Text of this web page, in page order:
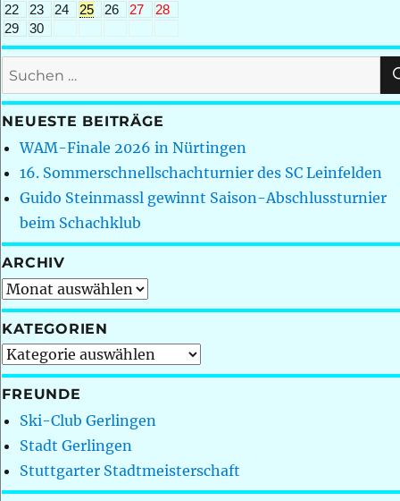
22
23 24 25 26 27
28
29
30
Suchen
nach:
NEUESTE BEITRÄGE
WAM-Finale 2026 in Nürtingen
16. Sommerschnellschachturnier des SC Leinfelden
Guido Steinmassl gewinnt Saison-Abschlussturnier
beim Schachklub
ARCHIV
Archiv
KATEGORIEN
Kategorien
FREUNDE
Ski-Club Gerlingen
Stadt Gerlingen
Stuttgarter Stadtmeisterschaft